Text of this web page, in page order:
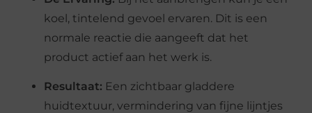
koel, tintelend gevoel ervaren. Dit is een
normale reactie die aangeeft dat het
product actief aan het werk is.
Resultaat: Een zichtbaar gladdere
huidtextuur, vermindering van fijne lijntjes